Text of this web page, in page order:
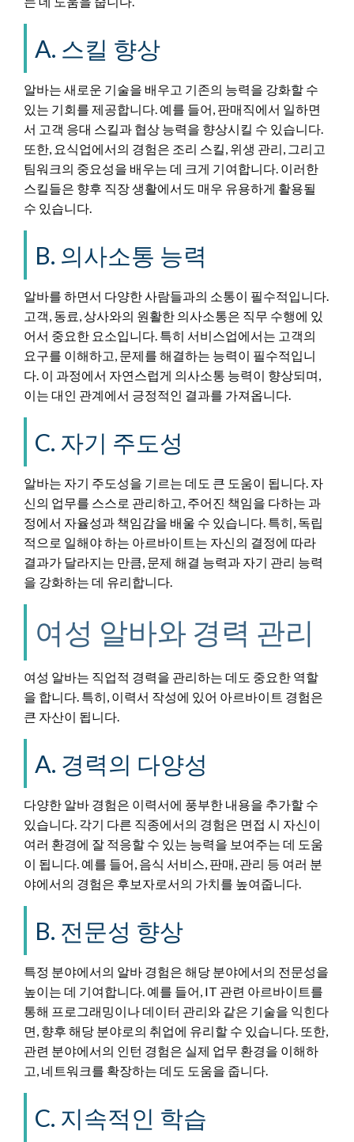
A. 스킬 향상
알바는 새로운 기술을 배우고 기존의 능력을 강화할 수
있는 기회를 제공합니다. 예를 들어, 판매직에서 일하면
서 고객 응대 스킬과 협상 능력을 향상시킬 수 있습니다.
또한, 요식업에서의 경험은 조리 스킬, 위생 관리, 그리고
팀워크의 중요성을 배우는 데 크게 기여합니다. 이러한
스킬들은 향후 직장 생활에서도 매우 유용하게 활용될
수 있습니다.
B. 의사소통 능력
알바를 하면서 다양한 사람들과의 소통이 필수적입니다.
고객, 동료, 상사와의 원활한 의사소통은 직무 수행에 있
어서 중요한 요소입니다. 특히 서비스업에서는 고객의
요구를 이해하고, 문제를 해결하는 능력이 필수적입니
다. 이 과정에서 자연스럽게 의사소통 능력이 향상되며,
이는 대인 관계에서 긍정적인 결과를 가져옵니다.
C. 자기 주도성
알바는 자기 주도성을 기르는 데도 큰 도움이 됩니다. 자
신의 업무를 스스로 관리하고, 주어진 책임을 다하는 과
정에서 자율성과 책임감을 배울 수 있습니다. 특히, 독립
적으로 일해야 하는 아르바이트는 자신의 결정에 따라
결과가 달라지는 만큼, 문제 해결 능력과 자기 관리 능력
을 강화하는 데 유리합니다.
여성 알바와 경력 관리
여성 알바는 직업적 경력을 관리하는 데도 중요한 역할
을 합니다. 특히, 이력서 작성에 있어 아르바이트 경험은
큰 자산이 됩니다.
A. 경력의 다양성
다양한 알바 경험은 이력서에 풍부한 내용을 추가할 수
있습니다. 각기 다른 직종에서의 경험은 면접 시 자신이
여러 환경에 잘 적응할 수 있는 능력을 보여주는 데 도움
이 됩니다. 예를 들어, 음식 서비스, 판매, 관리 등 여러 분
야에서의 경험은 후보자로서의 가치를 높여줍니다.
B. 전문성 향상
특정 분야에서의 알바 경험은 해당 분야에서의 전문성을
높이는 데 기여합니다. 예를 들어, IT 관련 아르바이트를
통해 프로그래밍이나 데이터 관리와 같은 기술을 익힌다
면, 향후 해당 분야로의 취업에 유리할 수 있습니다. 또한,
관련 분야에서의 인턴 경험은 실제 업무 환경을 이해하
고, 네트워크를 확장하는 데도 도움을 줍니다.
C. 지속적인 학습